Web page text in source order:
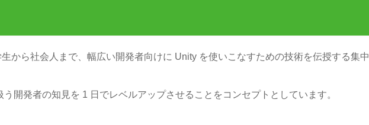
から社会人まで、幅広い開発者向けに Unity を使いこなすための技術を伝授する集中
開発者の知見を 1 日でレベルアップさせることをコンセプトとしています。